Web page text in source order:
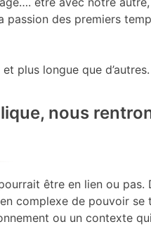
passion des premiers
plus longue que d’autres.
nous
être en lien ou pas.
complexe de pouvoir se
ou un contexte